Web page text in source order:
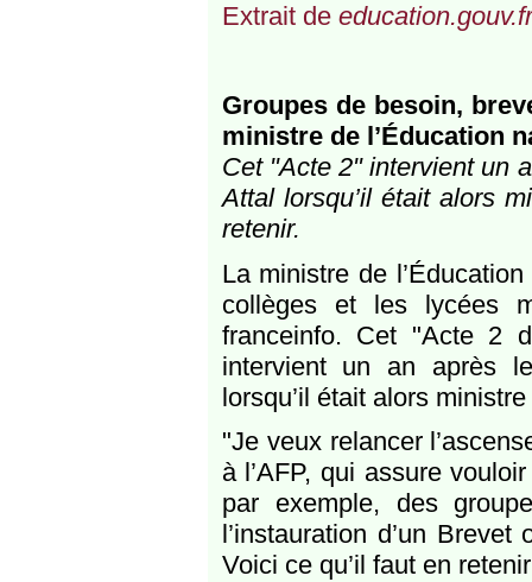
Extrait de education.gouv.fr
Groupes de besoin,
ministre de l’Éducation
Cet "Acte 2" intervient un
Attal lorsqu’il était alors
retenir.
La ministre de
collèges et les lycées
franceinfo. Cet "Acte 2
intervient un an après
lorsqu’il était alors
"Je veux relancer
à l’AFP, qui assure
par exemple, des
l’instauration d’un
Voici ce qu’il faut en